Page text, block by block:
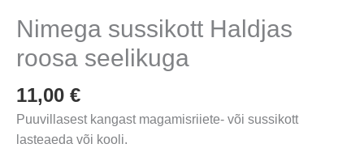
Nimega sussikott Haldjas
roosa seelikuga
11,00 €
Puuvillasest kangast magamisriiete- või sussikott
lasteaeda või kooli.